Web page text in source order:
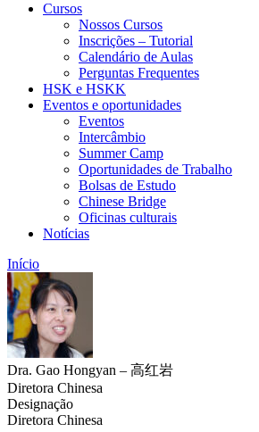
Cursos
Nossos Cursos
Inscrições – Tutorial
Calendário de Aulas
Perguntas Frequentes
HSK e HSKK
Eventos e oportunidades
Eventos
Intercâmbio
Summer Camp
Oportunidades de Trabalho
Bolsas de Estudo
Chinese Bridge
Oficinas culturais
Notícias
Início
Dra. Gao Hongyan – 高红岩
Diretora Chinesa
Designação
Diretora Chinesa